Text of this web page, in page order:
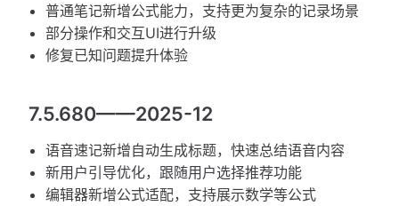
普通笔记新增公式能力，支持更为复杂的记录场景
部分操作和交互UI进行升级
修复已知问题提升体验
7.5.680——2025-12
语音速记新增自动生成标题，快速总结语音内容
新用户引导优化，跟随用户选择推荐功能
编辑器新增公式适配，支持展示数学等公式